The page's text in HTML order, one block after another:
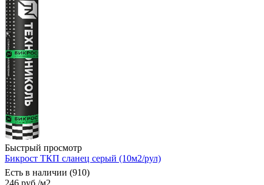
Быстрый просмотр
Бикрост ТКП сланец серый (10м2/рул)
Есть в наличии (910)